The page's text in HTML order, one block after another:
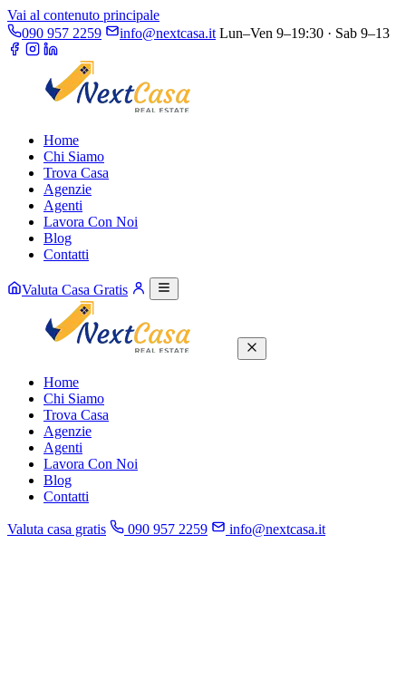
Vai al contenuto principale
090 957 2259
info@nextcasa.it Lun–Ven 9–19:30 · Sab 9–13
Home
Chi Siamo
Trova Casa
Agenzie
Agenti
Lavora Con Noi
Blog
Contatti
Valuta Casa Gratis
Home
Chi Siamo
Trova Casa
Agenzie
Agenti
Lavora Con Noi
Blog
Contatti
Valuta casa gratis 090 957 2259 info@nextcasa.it